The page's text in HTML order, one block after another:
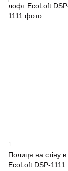
1
Полиця на стіну
EcoLoft DSP-1111